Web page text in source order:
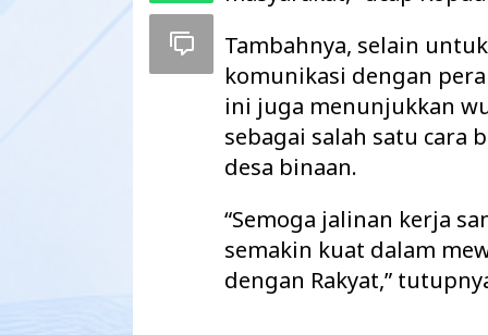
Tambahnya, selain
komunikasi dengan
ini juga menunjukkan
sebagai salah satu cara
desa binaan.
“Semoga jalinan kerja
semakin kuat dalam
dengan Rakyat,”